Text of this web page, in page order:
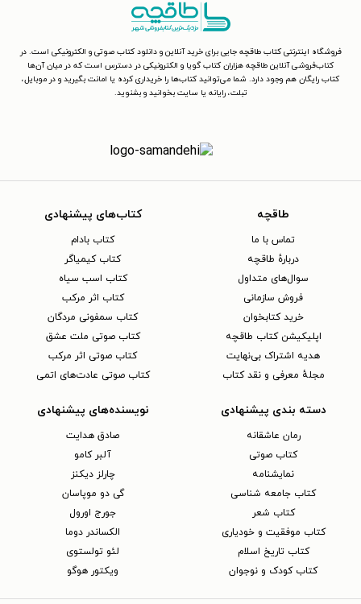
فروشگاه اینترنتی کتاب طاقچه جایی برای خرید آنلاین و دانلود کتاب صوتی و الکترونیکی است. در
کتاب‌فروشی آنلاین طاقچه هزاران کتاب گویا و الکترونیکی در دسترس است که در میان آن‌ها
کتاب رایگان هم وجود دارد. شما می‌توانید کتاب‌ها را خریداری کرده یا امانت بگیرید و در موبایل،
تبلت، رایانه یا سایت بخوانید و بشنوید.
طاقچه
تماس با ما
دربارهٔ طاقچه
سوال‌های متداول
فروش سازمانی
خرید کتابخوان
اپلیکیشن کتاب طاقچه
هدیه اشتراک بی‌نهایت
مجلهٔ معرفی و نقد کتاب
کتاب‌های پیشنهادی
کتاب بادام
کتاب کیمیاگر
کتاب اسب سیاه
کتاب اثر مرکب
کتاب سمفونی مردگان
کتاب صوتی ملت عشق
کتاب صوتی اثر مرکب
کتاب صوتی عادت‌های اتمی
دسته بندی پیشنهادی
رمان عاشقانه
کتاب‌ صوتی
نمایشنامه
کتاب جامعه شناسی
کتاب شعر
کتاب موفقیت و خودیاری
کتاب تاریخ اسلام
کتاب کودک و نوجوان
نویسنده‌های پیشنهادی
صادق هدایت
آلبر کامو
چارلز دیکنز
گی دو موپاسان
جورج اورول
الکساندر دوما
لئو تولستوی
ویکتور هوگو